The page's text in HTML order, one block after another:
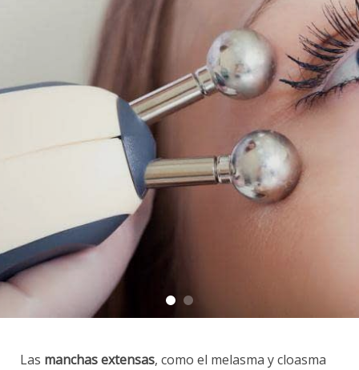
Las manchas extensas, como el melasma y cloasma